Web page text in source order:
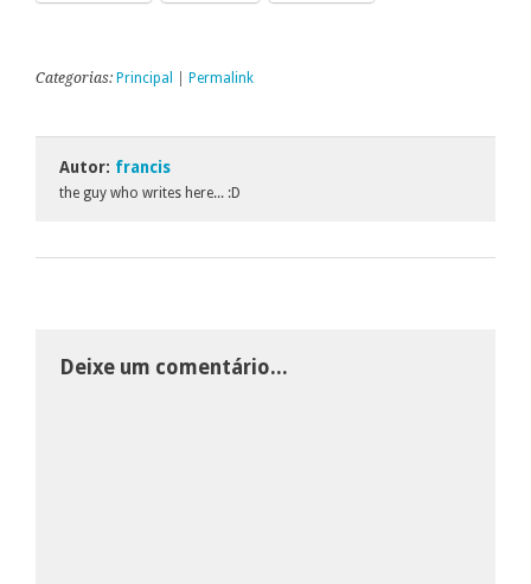
Categorias: Principal Permalink
Autor: francis
the guy who writes here... :D
Deixe um comentário...